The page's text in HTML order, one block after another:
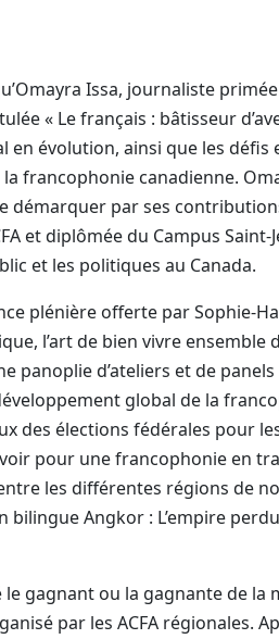
Issa, journaliste
« Le français : bâtisseur
en évolution, ainsi que les
francophonie canadienne.
par ses
et diplômée du Campus Saint-
et les politiques au Canada.
plénière offerte par Sophie-
l’art de bien vivre ensemble
panoplie d’ateliers et de
global de la
des élections fédérales pour
pour une francophonie en
les différentes régions de
Angkor : L’empire
le gagnant ou la gagnante de la
par les ACFA régionales.